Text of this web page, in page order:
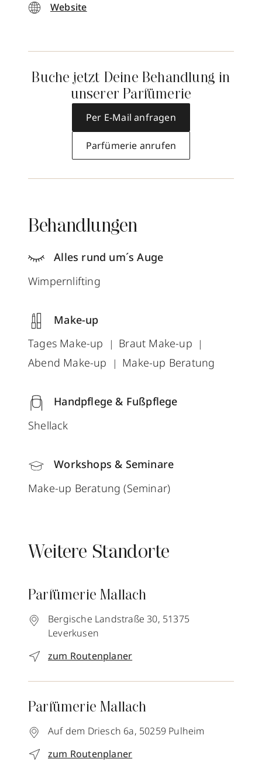
Website
Buche jetzt Deine Behandlung in
unserer Parfümerie
Per E-Mail anfragen
Parfümerie anrufen
Behandlungen
Alles rund um´s Auge
Wimpernlifting
Make-up
Tages Make-up
Braut Make-up
Abend Make-up
Make-up Beratung
Handpflege & Fußpflege
Shellack
Workshops & Seminare
Make-up Beratung (Seminar)
Weitere Standorte
Parfümerie Mallach
Bergische Landstraße 30, 51375
Leverkusen
zum Routenplaner
Parfümerie Mallach
Auf dem Driesch 6a, 50259 Pulheim
zum Routenplaner